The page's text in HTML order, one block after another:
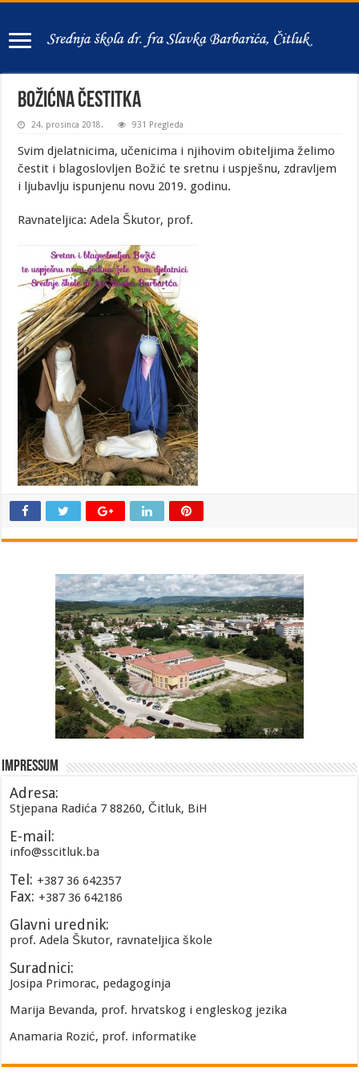
BOŽIĆNA ČESTITKA
24. prosinca 2018. 931 Pregleda
Svim djelatnicima, učenicima i njihovim obiteljima želimo
čestit i blagoslovljen Božić te sretnu i uspješnu, zdravljem
i ljubavlju ispunjenu novu 2019. godinu.
Ravnateljica: Adela Škutor, prof.
Impressum
Adresa:
Stjepana Radića 7 88260, Čitluk, BiH
E-mail:
info@sscitluk.ba
Tel: +387 36 642357
Fax: +387 36 642186
Glavni urednik:
prof. Adela Škutor, ravnateljica škole
Suradnici:
Josipa Primorac, pedagoginja
Marija Bevanda, prof. hrvatskog i engleskog jezika
Anamaria Rozić, prof. informatike